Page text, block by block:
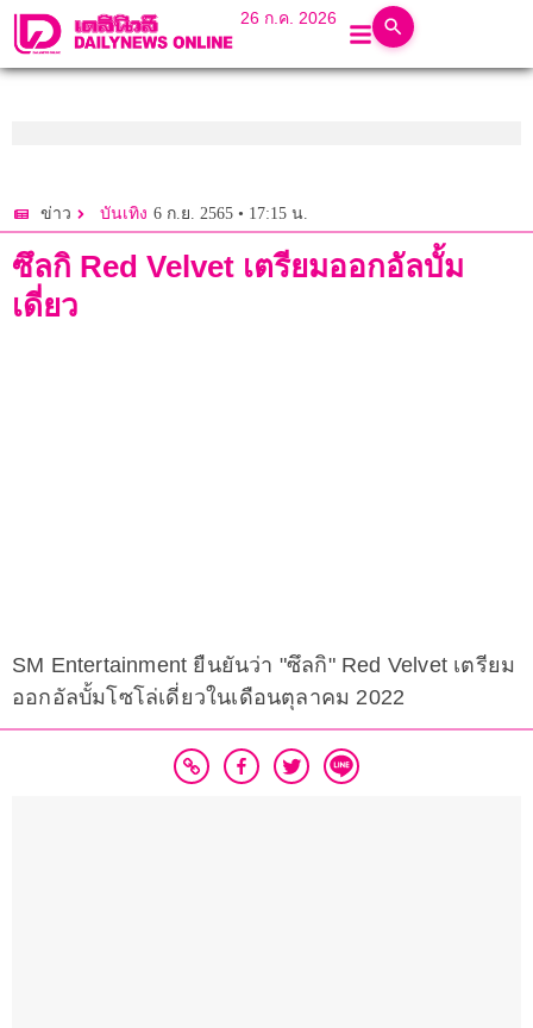
26 ก.ค. 2026
ข่าว บันเทิง 6 ก.ย. 2565 • 17:15 น.
ซึลกิ Red Velvet เตรียมออกอัลบั้ม
เดี่ยว
SM Entertainment ยืนยันว่า "ซึลกิ" Red Velvet เตรียม
ออกอัลบั้มโซโล่เดี่ยวในเดือนตุลาคม 2022